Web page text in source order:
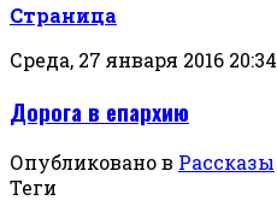
Страница
Среда, 27 января 2016 20:34
Дорога в епархию
Опубликовано в Рассказы
Теги